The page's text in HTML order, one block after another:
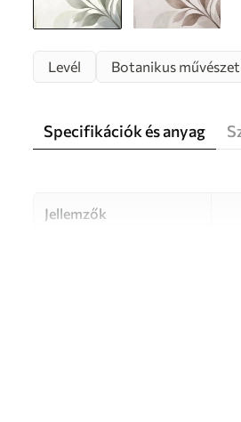
Levél Botanikus művészet
Specifikációk és anyag
Jellemzők